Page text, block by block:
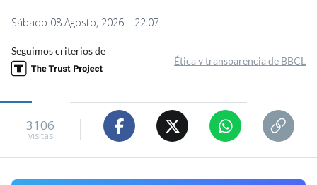
Sábado 08 Agosto, 2026 | 22:07
Seguimos criterios de
Ética y transparencia de BBCL
3106
visitas